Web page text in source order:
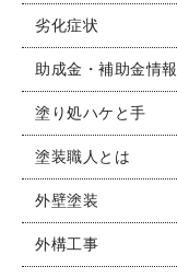
劣化症状
助成金・補助金情報
塗り処ハケと手
塗装職人とは
外壁塗装
外構工事